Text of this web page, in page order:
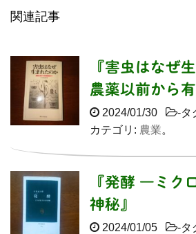
関連記事
『害虫はなぜ
農薬以前から
2024/01/30 -タ
カテゴリ: 農業
『発酵 ―ミク
神秘』
2024/01/05 -タ